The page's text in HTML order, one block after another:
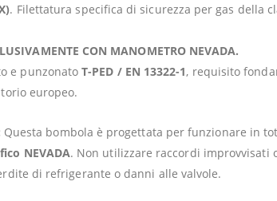
. Filettatura specifica di sicurezza per gas della
CON MANOMETRO NEVADA.
e punzonatoT-PED / EN 13322-1, requisito
europeo.
Questa bombola è progettata per funzionare in
NEVADA. Non utilizzare raccordi improvvisati
di refrigerante o danni alle valvole.